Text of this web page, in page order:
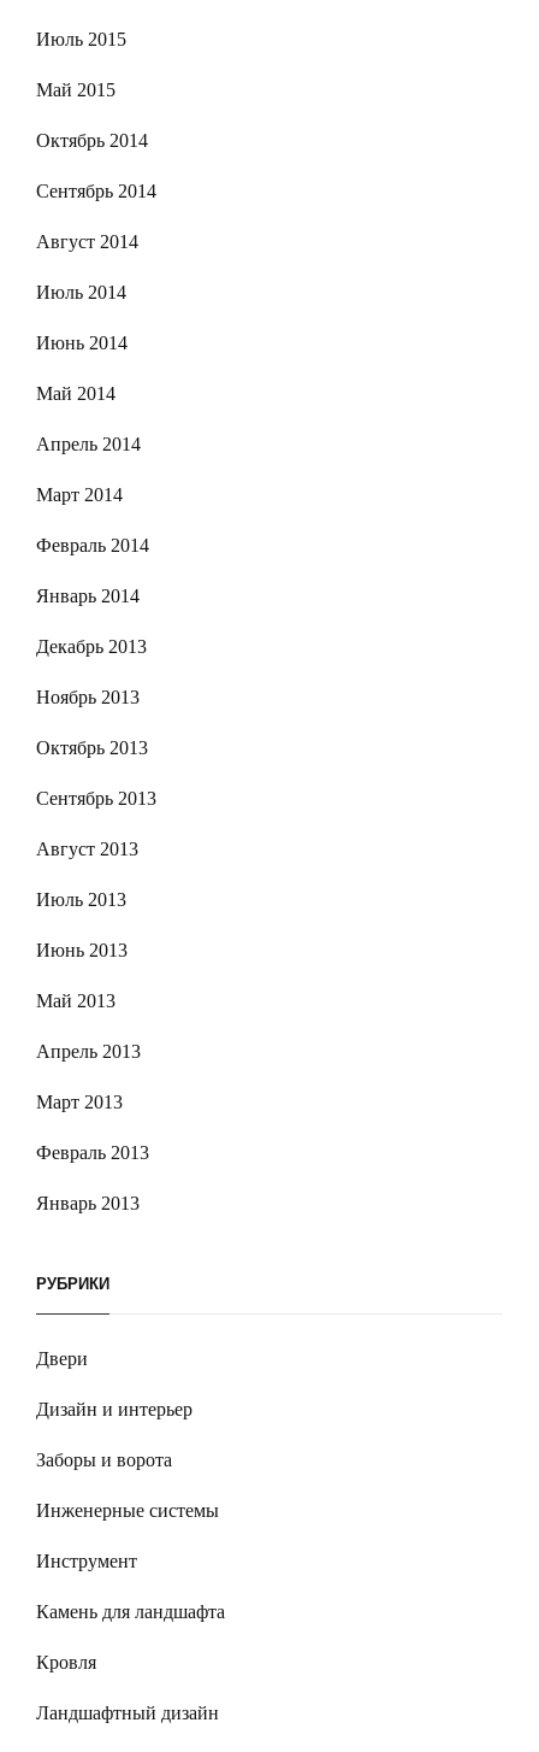
Июль 2015
Май 2015
Октябрь 2014
Сентябрь 2014
Август 2014
Июль 2014
Июнь 2014
Май 2014
Апрель 2014
Март 2014
Февраль 2014
Январь 2014
Декабрь 2013
Ноябрь 2013
Октябрь 2013
Сентябрь 2013
Август 2013
Июль 2013
Июнь 2013
Май 2013
Апрель 2013
Март 2013
Февраль 2013
Январь 2013
РУБРИКИ
Двери
Дизайн и интерьер
Заборы и ворота
Инженерные системы
Инструмент
Камень для ландшафта
Кровля
Ландшафтный дизайн